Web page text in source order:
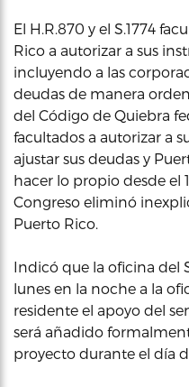
El H.R.870 y el S.1774
Rico a autorizar a sus
incluyendo a las
deudas de manera
del Código de Quiebra
facultados a autorizar a
ajustar sus deudas y
hacer lo propio desde el
Congreso eliminó
Puerto Rico.
Indicó que la oficina del
lunes en la noche a la
residente el apoyo del
será añadido
proyecto durante el día